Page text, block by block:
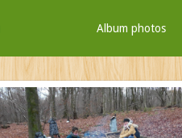
Album photos